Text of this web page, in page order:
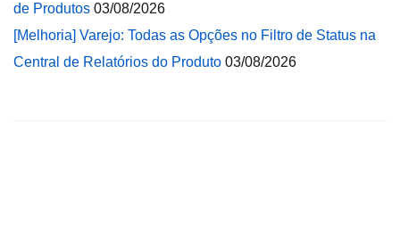
de Produtos 03/08/2026
[Melhoria] Varejo: Todas as Opções no Filtro de Status na
Central de Relatórios do Produto 03/08/2026